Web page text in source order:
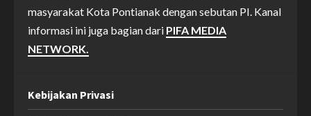
masyarakat Kota Pontianak dengan sebutan PI. Kanal
informasi ini juga bagian dari PIFA MEDIA
NETWORK.
Kebijakan Privasi